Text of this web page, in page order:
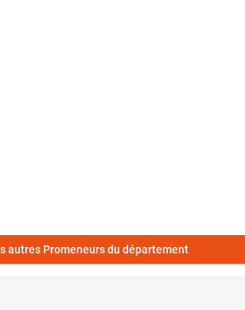
autres Promeneurs du département